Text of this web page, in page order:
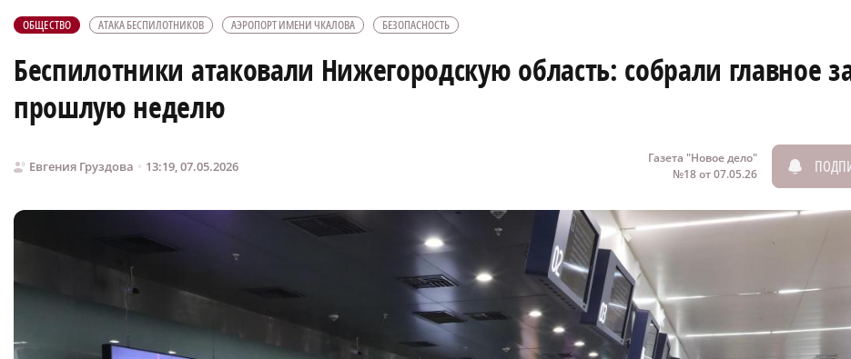
ОБЩЕСТВО АТАКА БЕСПИЛОТНИКОВ АЭРОПОРТ ИМЕНИ ЧКАЛОВА БЕЗОПАСНОСТЬ
Беспилотники атаковали Нижегородскую область: собрали главное
прошлую неделю
Евгения Груздова 13:19, 07.05.2026
Газета "Новое дело"
№18 от 07.05.26